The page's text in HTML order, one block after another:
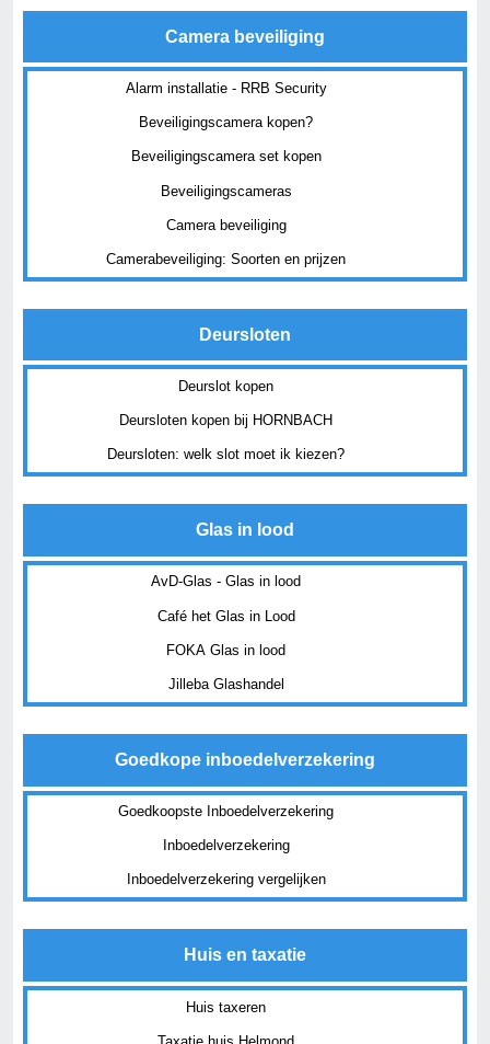
Camera beveiliging
Alarm installatie - RRB Security
Beveiligingscamera kopen?
Beveiligingscamera set kopen
Beveiligingscameras
Camera beveiliging
Camerabeveiliging: Soorten en prijzen
Deursloten
Deurslot kopen
Deursloten kopen bij HORNBACH
Deursloten: welk slot moet ik kiezen?
Glas in lood
AvD-Glas - Glas in lood
Café het Glas in Lood
FOKA Glas in lood
Jilleba Glashandel
Goedkope inboedelverzekering
Goedkoopste Inboedelverzekering
Inboedelverzekering
Inboedelverzekering vergelijken
Huis en taxatie
Huis taxeren